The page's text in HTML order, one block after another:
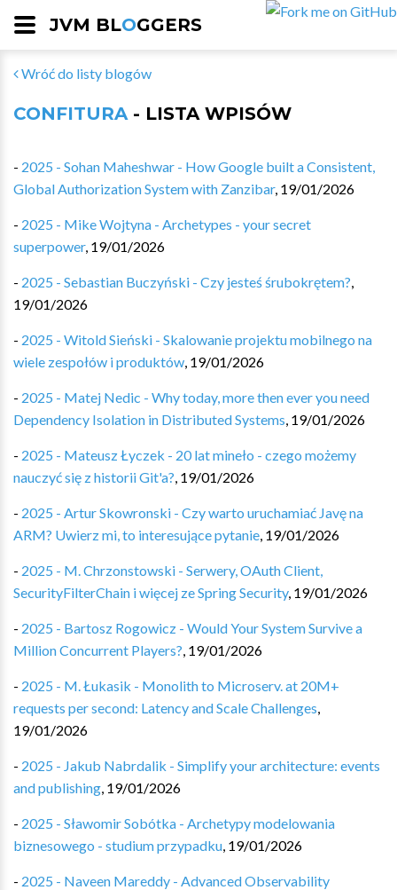
JVM BLOGGERS
Wróć do listy blogów
CONFITURA- LISTA WPISÓW
- 2025 - Sohan Maheshwar - How Google built a Consistent,
Global Authorization System with Zanzibar, 19/01/2026
- 2025 - Mike Wojtyna - Archetypes - your secret
superpower, 19/01/2026
- 2025 - Sebastian Buczyński - Czy jesteś śrubokrętem?,
19/01/2026
- 2025 - Witold Sieński - Skalowanie projektu mobilnego na
wiele zespołów i produktów, 19/01/2026
- 2025 - Matej Nedic - Why today, more then ever you need
Dependency Isolation in Distributed Systems, 19/01/2026
- 2025 - Mateusz Łyczek - 20 lat mineło - czego możemy
nauczyć się z historii Git'a?, 19/01/2026
- 2025 - Artur Skowronski - Czy warto uruchamiać Javę na
ARM? Uwierz mi, to interesujące pytanie, 19/01/2026
- 2025 - M. Chrzonstowski - Serwery, OAuth Client,
SecurityFilterChain i więcej ze Spring Security, 19/01/2026
- 2025 - Bartosz Rogowicz - Would Your System Survive a
Million Concurrent Players?, 19/01/2026
- 2025 - M. Łukasik - Monolith to Microserv. at 20M+
requests per second: Latency and Scale Challenges,
19/01/2026
- 2025 - Jakub Nabrdalik - Simplify your architecture: events
and publishing, 19/01/2026
- 2025 - Sławomir Sobótka - Archetypy modelowania
biznesowego - studium przypadku, 19/01/2026
- 2025 - Naveen Mareddy - Advanced Observability